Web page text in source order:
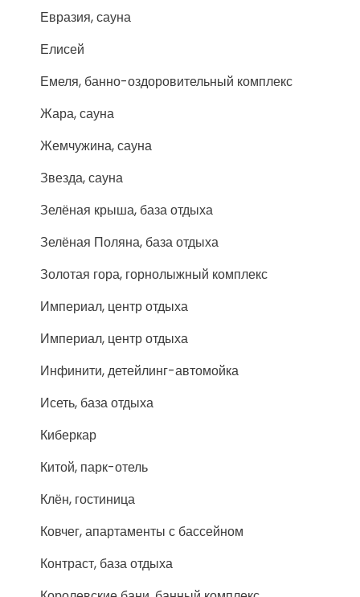
Евразия, сауна
Елисей
Емеля, банно-оздоровительный комплекс
Жара, сауна
Жемчужина, сауна
Звезда, сауна
Зелёная крыша, база отдыха
Зелёная Поляна, база отдыха
Золотая гора, горнолыжный комплекс
Империал, центр отдыха
Империал, центр отдыха
Инфинити, детейлинг-автомойка
Исеть, база отдыха
Киберкар
Китой, парк-отель
Клён, гостиница
Ковчег, апартаменты с бассейном
Контраст, база отдыха